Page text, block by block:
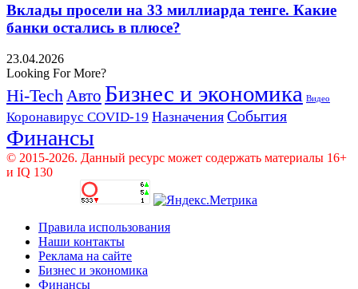
Вклады просели на 33 миллиарда тенге. Какие
банки остались в плюсе?
23.04.2026
Looking For More?
Hi-Tech Авто Бизнес и экономика Видео
Коронавирус COVID-19 Назначения События
Финансы
© 2015-2026. Данный ресурс может содержать материалы 16+
и IQ 130
Правила использования
Наши контакты
Реклама на сайте
Бизнес и экономика
Финансы